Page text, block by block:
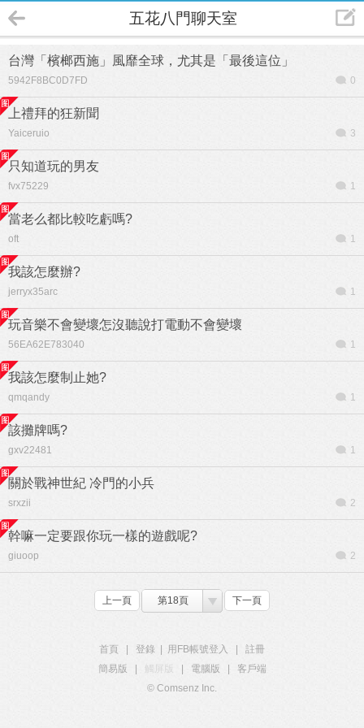
五花八門聊天室
台灣「檳榔西施」風靡全球，尤其是「最後這位」
5942F8BC0D7FD 0
上禮拜的狂新聞
Yaiceruio 3
只知道玩的男友
fvx75229 1
當老么都比較吃虧嗎?
oft 1
我該怎麼辦?
jerryx35arc 1
玩音樂不會變壞怎沒聽說打電動不會變壞
56EA62E783040 1
我該怎麼制止她?
qmqandy 1
該攤牌嗎?
gxv22481 1
關於戰神世紀 冷門的小兵
srxzii 2
幹嘛一定要跟你玩一樣的遊戲呢?
giuoop 2
上一頁 第18頁 下一頁
首頁 登錄 用FB帳號登入
註冊
簡易版
觸屏版 電腦版
客戶端
© Comsenz Inc.